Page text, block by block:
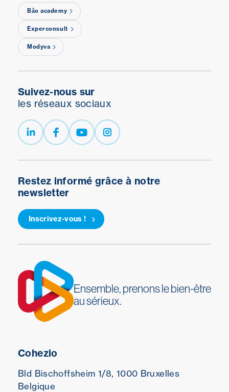
Băo academy
Experconsult
Modyva
Restez informé grâce à notre
newsletter
Inscrivez-vous !
Suivez-nous sur
les réseaux sociaux
Ensemble, prenons le bien-être
au sérieux.
Cohezio
Bld Bischoffsheim 1/8, 1000 Bruxelles
Belgique